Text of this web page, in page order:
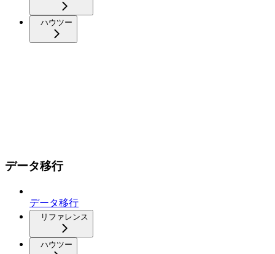
ハウツー
データ移行
データ移行
リファレンス
ハウツー